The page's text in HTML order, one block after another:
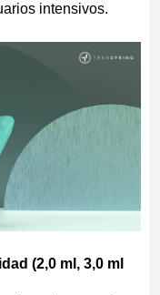
intensivos.
(2,0 ml, 3,0 ml